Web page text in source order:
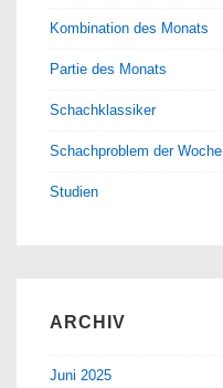
Kombination des Monats
Partie des Monats
Schachklassiker
Schachproblem der Woche
Studien
ARCHIV
Juni 2025